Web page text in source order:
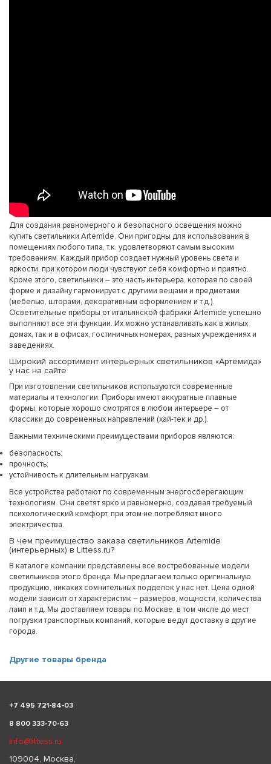
Для создания равномерного и безопасного освещения можно
купить светильники Artemide. Они пригодны для использования в
помещениях любого типа, т.к. удовлетворяют самым высоким
требованиям. Каждый прибор создает нужный уровень света и
яркости, при котором люди чувствуют себя комфортно и приятно.
Кроме этого, светильники – это часть интерьера, которая по своей
форме и дизайну гармонирует с другими вещами и предметами
(мебелью, шторами, декоративным оформлением и т.д.).
Осветительные приборы от итальянской фабрики Artemide успешно
выполняют все эти функции. Их можно устанавливать как в жилых
домах, так и в офисах, гостиничных номерах, разных учреждениях и
заведениях.
Широкий ассортимент интерьерных светильников «Артемида»
у нас на сайте
При изготовлении светильников используются современные
материалы и технологии. Приборы имеют аккуратные плавные
формы, которые хорошо смотрятся в любом интерьере – от
классики до современных направлений (хай-тек и др.).
Важными техническими преимуществами приборов являются:
безопасность;
прочность;
устойчивость к длительным нагрузкам.
Все устройства работают по современным энергосберегающим
технологиям. Они светят ярко и равномерно, создавая требуемый
психологический комфорт, при этом не потребляют много
электричества.
В чем преимущество заказа светильников Artemide
(интерьерных) в Littess.ru?
В каталоге компании представлены все востребованные модели
светильников этого бренда. Мы предлагаем только оригинальную
продукцию, никаких сомнительных подделок у нас нет. Цена одной
модели зависит от характеристик – размеров, мощности, количества
ламп и т.д. Мы доставляем товары по Москве, в том числе до мест
погрузки транспортных компаний, которые ведут доставку в другие
города.
Другие товары бренда
+7 495 721-84-03
8 800 333-70-63
info@littess.ru
109004, Москва,